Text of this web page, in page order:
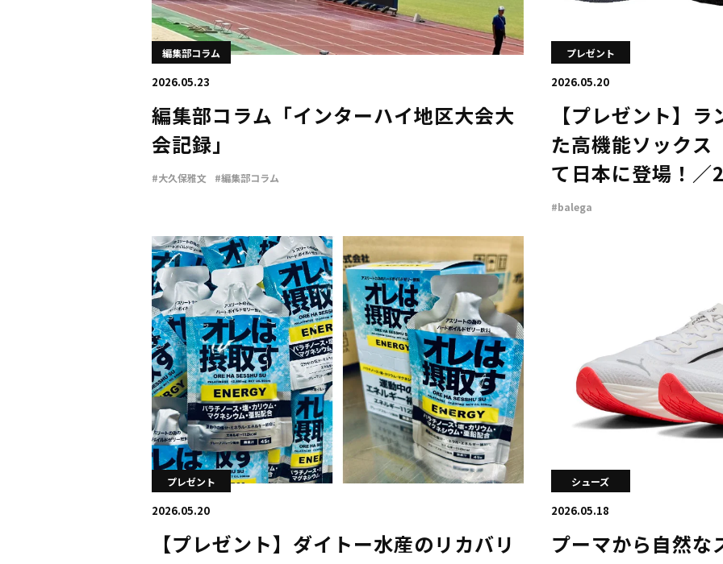
編集部コラム
2026.05.23
編集部コラム「インターハイ地区大会大
会記録」
#大久保雅文 #編集部コラム
プレゼント
2026.05.20
【プレゼント】
た高機能ソック
て日本に登場！／
#balega
プレゼント
2026.05.20
【プレゼント】ダイトー水産のリカバリ
シューズ
2026.05.18
プーマから自然な